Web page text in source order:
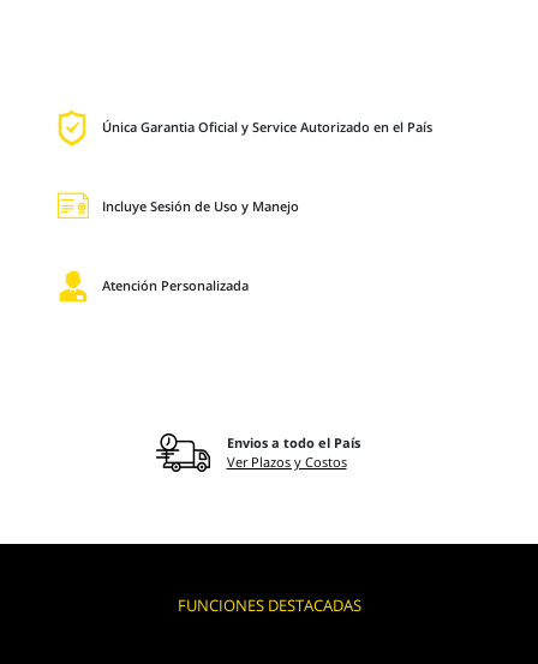
Única Garantia Oficial y Service Autorizado en el País
Incluye Sesión de Uso y Manejo
Atención Personalizada
Envios a todo el País
Ver Plazos y Costos
FUNCIONES DESTACADAS